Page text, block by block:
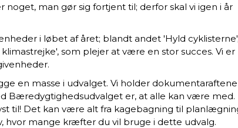
man gør sig fortjent til; derfor skal vi igen i år
i løbet af året; blandt andet 'Hyld
som plejer at være en stor succes. Vi
en masse i udvalget. Vi holder
Bæredygtighedsudvalget er, at alle kan være med.
til! Det kan være alt fra kagebagning til
hvor mange kræfter du vil bruge i dette udvalg.